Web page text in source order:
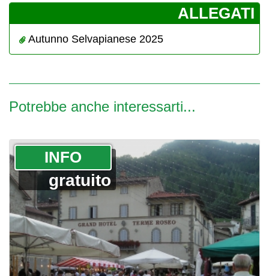
­ALLEGATI
Autunno Selvapianese 2025
Potrebbe anche interessarti...
­INFO
gratuito